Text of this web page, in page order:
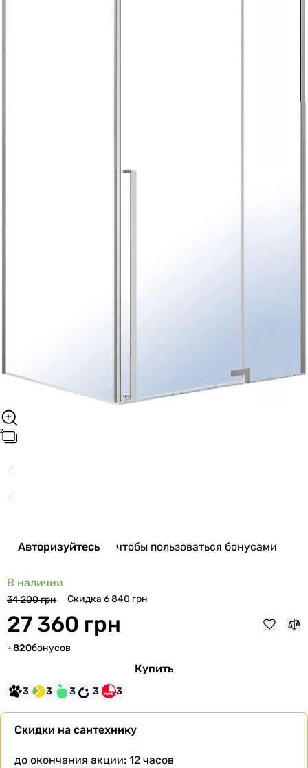
Авторизуйтесь чтобы пользоваться бонусами
В наличии
34 200 грн Скидка 6 840 грн
27 360 грн
+820бонусов
Купить
3 3 3 3 3
Скидки на сантехнику
до окончания акции: 12 часов